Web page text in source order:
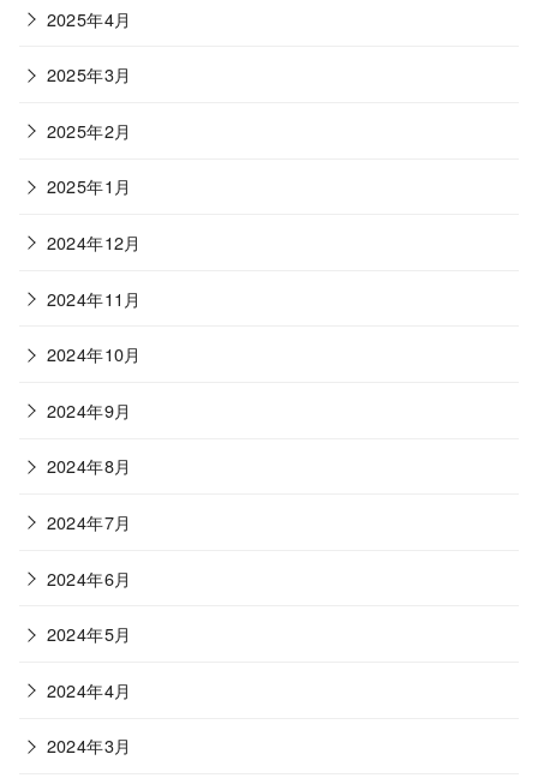
2025年4月
2025年3月
2025年2月
2025年1月
2024年12月
2024年11月
2024年10月
2024年9月
2024年8月
2024年7月
2024年6月
2024年5月
2024年4月
2024年3月